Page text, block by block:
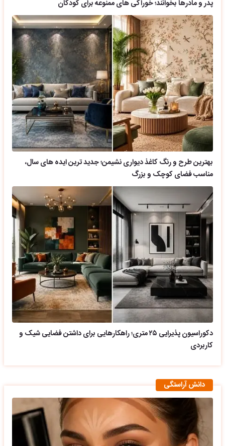
پدر و مادرها بخوانند؛ خوراکی های ممنوعه برای کودکان
بهترین طرح و رنگ کاغذ دیواری نشیمن؛ جدید ترین ایده های سال،
مناسب فضای کوچک و بزرگ
دکوراسیون پذیرایی ۲۵ متری؛ راهکارهایی برای داشتن فضایی شیک و
کاربردی
دانش آراستگی